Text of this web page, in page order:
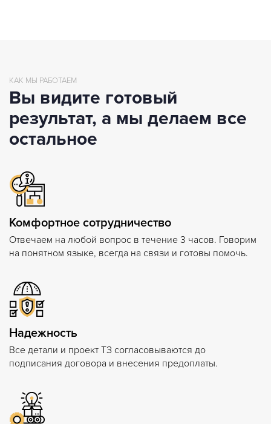
КАК МЫ РАБОТАЕМ
Вы видите готовый
результат, а мы делаем все
остальное
Комфортное сотрудничество
Отвечаем на любой вопрос в течение 3 часов. Говорим
на понятном языке, всегда на связи и готовы помочь.
Надежность
Все детали и проект ТЗ согласовываются до
подписания договора и внесения предоплаты.